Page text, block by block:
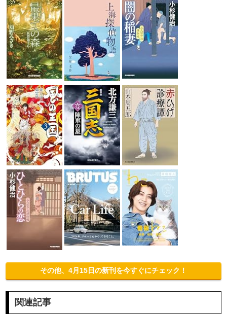
その他、4月15日の新刊を今すぐにチェック！
関連記事